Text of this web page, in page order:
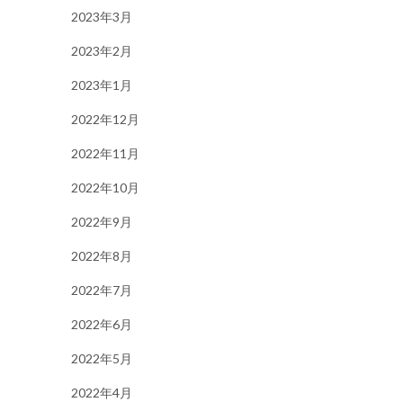
2023年3月
2023年2月
2023年1月
2022年12月
2022年11月
2022年10月
2022年9月
2022年8月
2022年7月
2022年6月
2022年5月
2022年4月